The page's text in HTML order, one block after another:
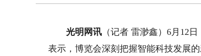
光明网讯 （记者 雷渺鑫）6月12
表示，博览会深刻把握智能科技发展